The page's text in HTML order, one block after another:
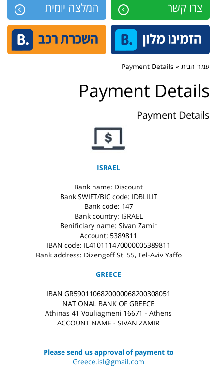
צרו קשר המלצה יומית
עמוד הבית » Payment Details
Payment Details
Payment Details
ISRAEL
Bank name: Discount
Bank SWIFT/BIC code: IDBLILIT
Bank code: 147
Bank country: ISRAEL
Benificiary name: Sivan Zamir
Account: 5389811
IBAN code: IL410111470000005389811
Bank address: Dizengoff St. 55, Tel-Aviv Yaffo
GREECE
IBAN GR5901106820000068200308051
NATIONAL BANK OF GREECE
Athinas 41 Vouliagmeni 16671 - Athens
ACCOUNT NAME - SIVAN ZAMIR
Please send us approval of payment to
Greece.isl@gmail.com